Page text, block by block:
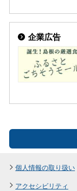
企業広告
個人情報の取り扱い
アクセシビリティ